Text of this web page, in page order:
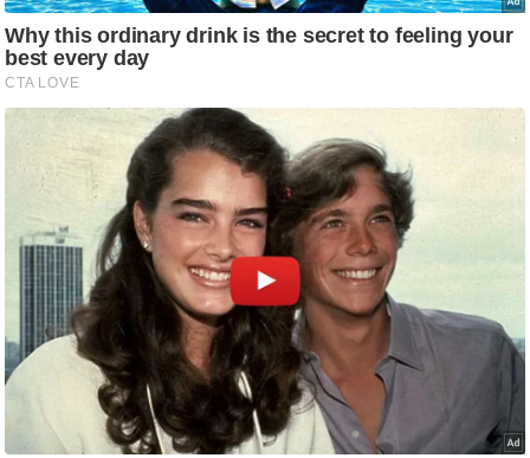
म
.
आ
र
.
आ
.
चा
य
प
र
क्षा